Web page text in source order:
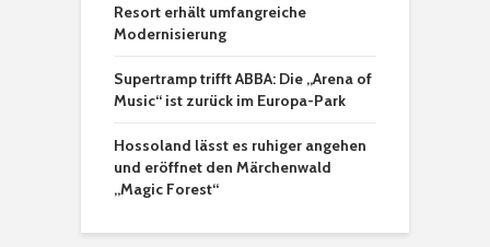
Resort erhält umfangreiche
Modernisierung
Supertramp trifft ABBA: Die „Arena of
Music“ ist zurück im Europa-Park
Hossoland lässt es ruhiger angehen
und eröffnet den Märchenwald
„Magic Forest“